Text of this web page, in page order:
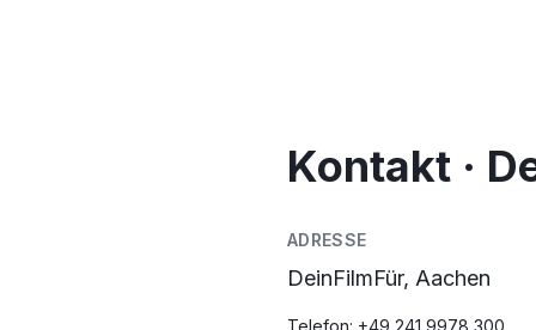
Kontakt ·
ADRESSE
DeinFilmFür, Aachen